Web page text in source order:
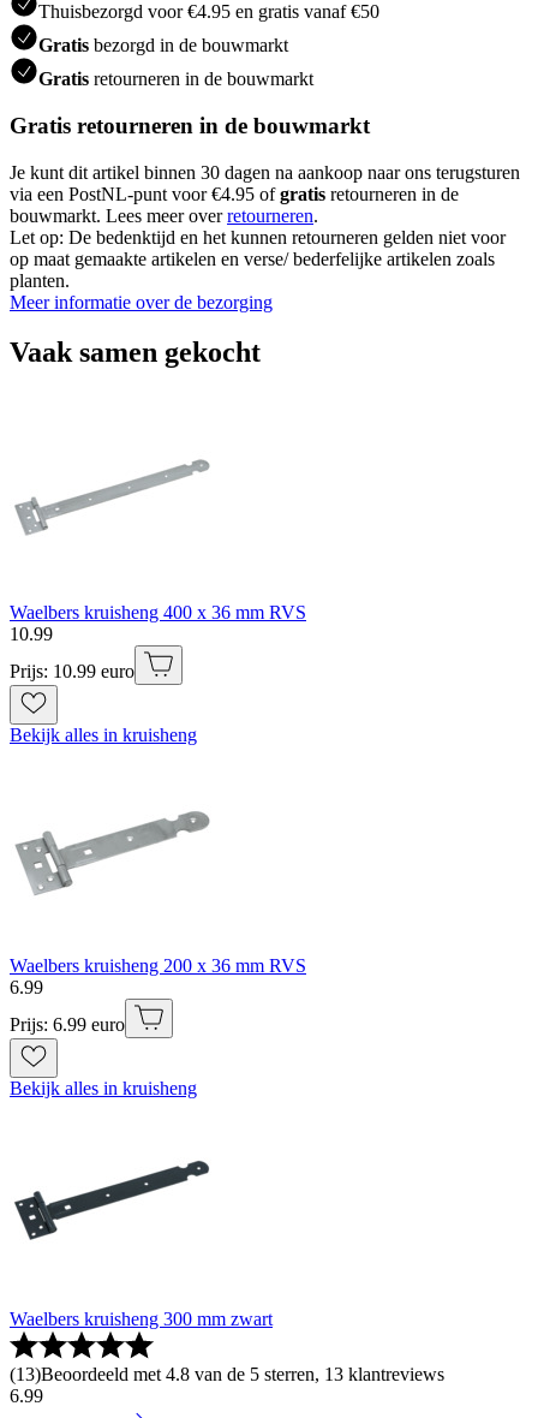
Thuisbezorgd voor €4.95 en gratis vanaf €50
Gratis bezorgd in de bouwmarkt
Gratis retourneren in de bouwmarkt
Gratis retourneren in de bouwmarkt
Je kunt dit artikel binnen 30 dagen na aankoop naar ons terugsturen
via een PostNL-punt voor €4.95 ofgratis retourneren in de
bouwmarkt. Lees meer overretourneren.
Let op: De bedenktijd en het kunnen retourneren gelden niet voor
op maat gemaakte artikelen en verse/ bederfelijke artikelen zoals
planten.
Meer informatie over de bezorging
Vaak samen gekocht
Waelbers kruisheng 400 x 36 mm RVS
10.99
Prijs: 10.99 euro
Bekijk alles in kruisheng
Waelbers kruisheng 200 x 36 mm RVS
6.99
Prijs: 6.99 euro
Bekijk alles in kruisheng
Waelbers kruisheng 300 mm zwart
(13)Beoordeeld met 4.8 van de 5 sterren, 13 klantreviews
6.99